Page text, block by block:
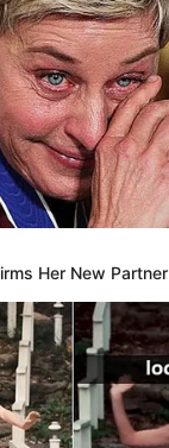
Her New Partner